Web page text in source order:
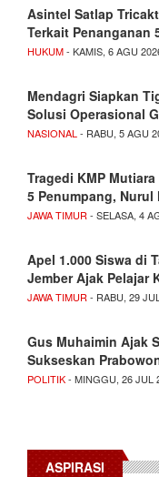
Asintel Satlap
Terkait Penanganan
HUKUM- KAMIS, 6 AGU
Mendagri Siapkan
Solusi Operasional
NASIONAL - RABU, 5 AGU
Tragedi KMP
5 Penumpang,
JAWA TIMUR - SELASA, 4
Apel 1.000 Siswa di
Jember Ajak Pelajar
JAWA TIMUR - RABU, 29
Gus Muhaimin Ajak
Sukseskan
POLITIK- MINGGU, 26 JUL
ASPIRASI